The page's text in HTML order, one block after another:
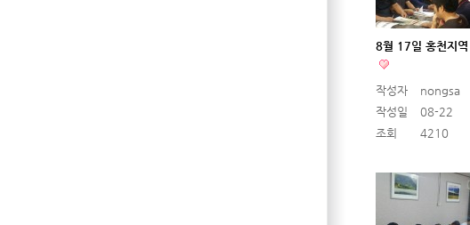
8월 17일 홍천지역
작성자
nongsa
작성일
08-22
조회
4210